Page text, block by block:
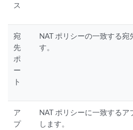
ス
宛
先
ポ
ー
ト
NAT ポリシーの一致する宛
す。
ア
プ
NAT ポリシーに一致する
します。